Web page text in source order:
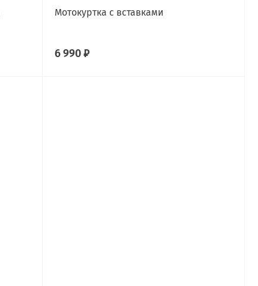
Мотокуртка с вставками
6 990 ₽